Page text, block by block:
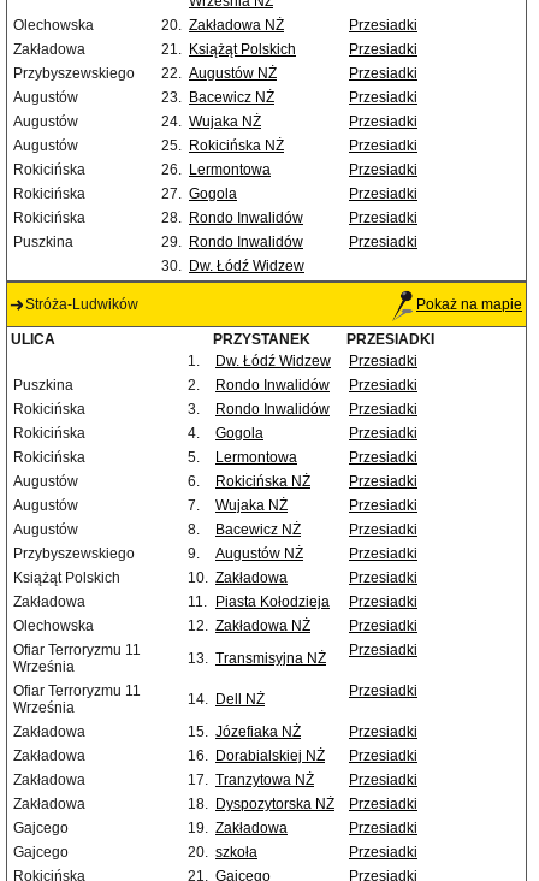
Olechowska 20. Zakładowa NŻ
Przesiadki
Zakładowa
21. Książąt Polskich
Przesiadki
Przybyszewskiego
22. Augustów NŻ
Przesiadki
Augustów
23. Bacewicz NŻ
Przesiadki
Augustów
24. Wujaka NŻ
Przesiadki
Augustów
25. Rokicińska NŻ
Przesiadki
Rokicińska
26. Lermontowa
Przesiadki
Rokicińska
27. Gogola
Przesiadki
Rokicińska
28. Rondo Inwalidów
Przesiadki
Puszkina
29. Rondo Inwalidów
Przesiadki
30. Dw. Łódź Widzew
Stróża-Ludwików Pokaż na mapie
ULICA PRZYSTANEK
PRZESIADKI
1.
Dw. Łódź Widzew
Przesiadki
Puszkina
2. Rondo Inwalidów
Przesiadki
Rokicińska
3. Rondo Inwalidów
Przesiadki
Rokicińska
4. Gogola
Przesiadki
Rokicińska
5. Lermontowa
Przesiadki
Augustów
6. Rokicińska NŻ
Przesiadki
Augustów
7. Wujaka NŻ
Przesiadki
Augustów
8. Bacewicz NŻ
Przesiadki
Przybyszewskiego
9. Augustów NŻ
Przesiadki
Książąt Polskich
10. Zakładowa
Przesiadki
Zakładowa
11. Piasta Kołodzieja
Przesiadki
Olechowska
12. Zakładowa NŻ
Przesiadki
Ofiar Terroryzmu 11
Września
13. Transmisyjna NŻ Przesiadki
Ofiar Terroryzmu 11
Września
14. Dell NŻ Przesiadki
Zakładowa 15. Józefiaka NŻ
Przesiadki
Zakładowa
16. Dorabialskiej NŻ
Przesiadki
Zakładowa
17. Tranzytowa NŻ
Przesiadki
Zakładowa
18. Dyspozytorska NŻ
Przesiadki
Gajcego
19. Zakładowa
Przesiadki
Gajcego
20. szkoła
Przesiadki
Rokicińska
21. Gajcego Przesiadki